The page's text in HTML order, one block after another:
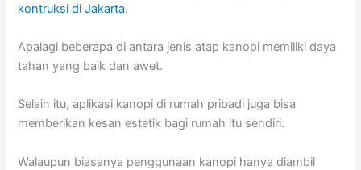
kontruksi di Jakarta.
Apalagi beberapa di antara jenis atap kanopi memiliki daya
tahan yang baik dan awet.
Selain itu, aplikasi kanopi di rumah pribadi juga bisa
memberikan kesan estetik bagi rumah itu sendiri.
Walaupun biasanya penggunaan kanopi hanya diambil